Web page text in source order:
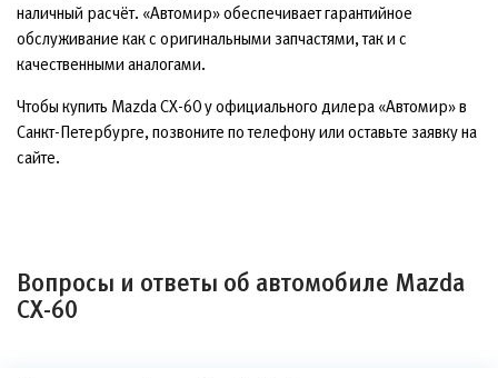
наличный расчёт. «Автомир» обеспечивает гарантийное
обслуживание как с оригинальными запчастями, так и с
качественными аналогами.
Чтобы купить Mazda CX-60 у официального дилера «Автомир» в
Санкт-Петербурге, позвоните по телефону или оставьте заявку на
сайте.
Вопросы и ответы об автомобиле Mazda
CX-60